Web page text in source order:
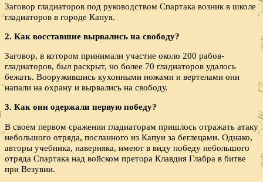
Заговор гладиаторов под руководством Спартака возник в школе
гладиаторов в городе Капуя.
2. Как восставшие вырвались на свободу?
Заговор, в котором принимали участие около 200 рабов-
гладиаторов, был раскрыт, но более 70 гладиаторов удалось
бежать. Вооружившись кухонными ножами и вертелами они
напали на охрану и вырвались на свободу.
3. Как они одержали первую победу?
В своем первом сражении гладиаторам пришлось отражать атаку
небольшого отряда, посланного из Капуи за беглецами. Однако,
авторы учебника, наверняка, имеют в виду победу небольшого
отряда Спартака над войском претора Клавдия Глабра в битве
при Везувии.